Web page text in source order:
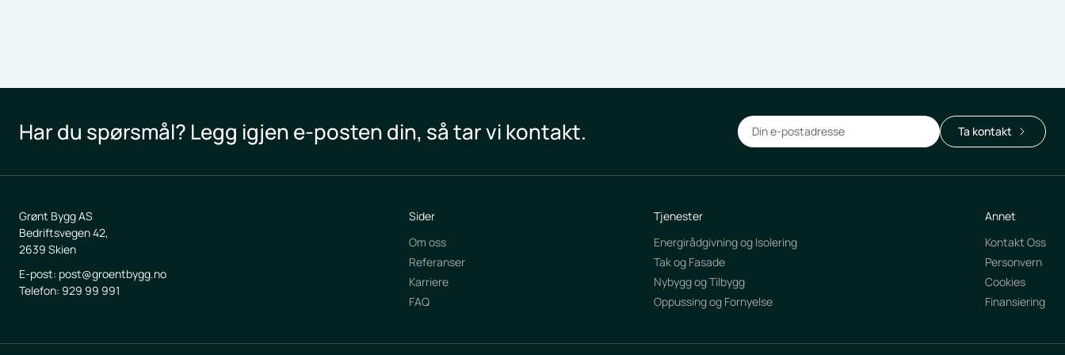
Har du spørsmål? Legg igjen e-posten din, så tar vi kontakt.
Grønt Bygg AS
Bedriftsvegen 42,
2639 Skien
E-post: post@groentbygg.no
Telefon: 929 99 991
Sider
Om oss
Referanser
Karriere
FAQ
Tjenester
Energirådgivning og Isolering
Tak og Fasade
Nybygg og Tilbygg
Oppussing og Fornyelse
Annet
Kontakt Oss
Personvern
Cookies
Finansiering